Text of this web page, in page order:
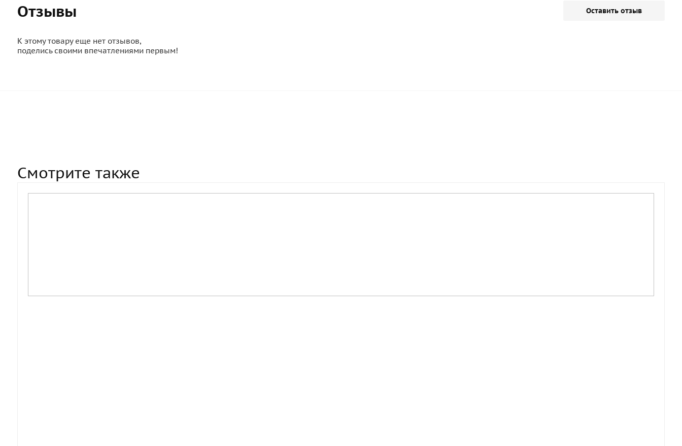
Отзывы Оставить отзыв
К этому товару еще нет отзывов,
поделись своими впечатлениями первым!
Смотрите также